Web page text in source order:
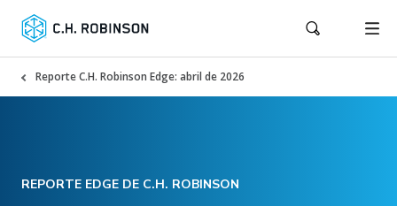
Reporte C.H. Robinson Edge: abril de 2026
REPORTE EDGE DE C.H. ROBINSON